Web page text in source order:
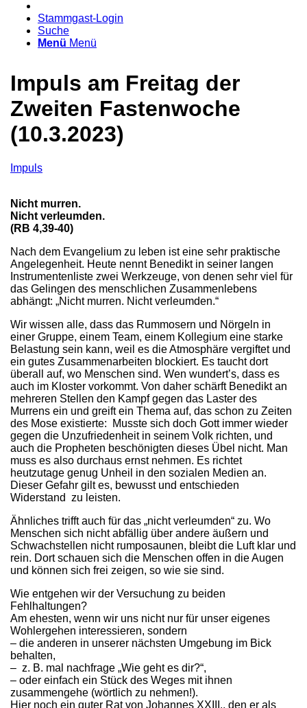
Stammgast-Login
Suche
Menü Menü
Impuls am Freitag der
Zweiten Fastenwoche
(10.3.2023)
Impuls
Nicht murren.
Nicht verleumden.
(RB 4,39-40)
Nach dem Evangelium zu leben ist eine sehr praktische
Angelegenheit. Heute nennt Benedikt in seiner langen
Instrumentenliste zwei Werkzeuge, von denen sehr viel für
das Gelingen des menschlichen Zusammenlebens
abhängt: „Nicht murren. Nicht verleumden.“
Wir wissen alle, dass das Rummosern und Nörgeln in
einer Gruppe, einem Team, einem Kollegium eine starke
Belastung sein kann, weil es die Atmosphäre vergiftet und
ein gutes Zusammenarbeiten blockiert. Es taucht dort
überall auf, wo Menschen sind. Wen wundert’s, dass es
auch im Kloster vorkommt. Von daher schärft Benedikt an
mehreren Stellen den Kampf gegen das Laster des
Murrens ein und greift ein Thema auf, das schon zu Zeiten
des Mose existierte: Musste sich doch Gott immer wieder
gegen die Unzufriedenheit in seinem Volk richten, und
auch die Propheten beschönigten dieses Übel nicht. Man
muss es also durchaus ernst nehmen. Es richtet
heutzutage genug Unheil in den sozialen Medien an.
Dieser Gefahr gilt es, bewusst und entschieden
Widerstand zu leisten.
Ähnliches trifft auch für das „nicht verleumden“ zu. Wo
Menschen sich nicht abfällig über andere äußern und
Schwachstellen nicht rumposaunen, bleibt die Luft klar und
rein. Dort schauen sich die Menschen offen in die Augen
und können sich frei zeigen, so wie sie sind.
Wie entgehen wir der Versuchung zu beiden
Fehlhaltungen?
Am ehesten, wenn wir uns nicht nur für unser eigenes
Wohlergehen interessieren, sondern
– die anderen in unserer nächsten Umgebung im Bick
behalten,
– z. B. mal nachfrage „Wie geht es dir?“,
– oder einfach ein Stück des Weges mit ihnen
zusammengehe (wörtlich zu nehmen!).
Hier noch ein guter Rat von Johannes XXIII., den er als